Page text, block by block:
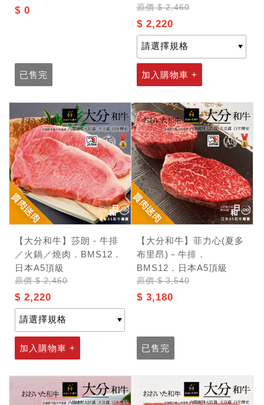
$ 0
已售完
原價$ 2,460
$ 2,220
加入購物車 +
【大分和牛】莎朗 - 牛排
／火鍋／燒肉．BMS12．
日本A5頂級
原價$ 2,460
$ 2,220
加入購物車 +
【大分和牛】菲力心(夏多
布里昂)－牛排．
BMS12．日本A5頂級
原價$ 3,540
$ 3,180
已售完
記住帳號